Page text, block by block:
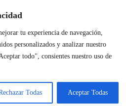
tu experiencia de navegación,
personalizados y analizar nuestro
todo", consientes nuestro uso de
Todas Aceptar Todas
rubor la renuncia de Luis
de Lima